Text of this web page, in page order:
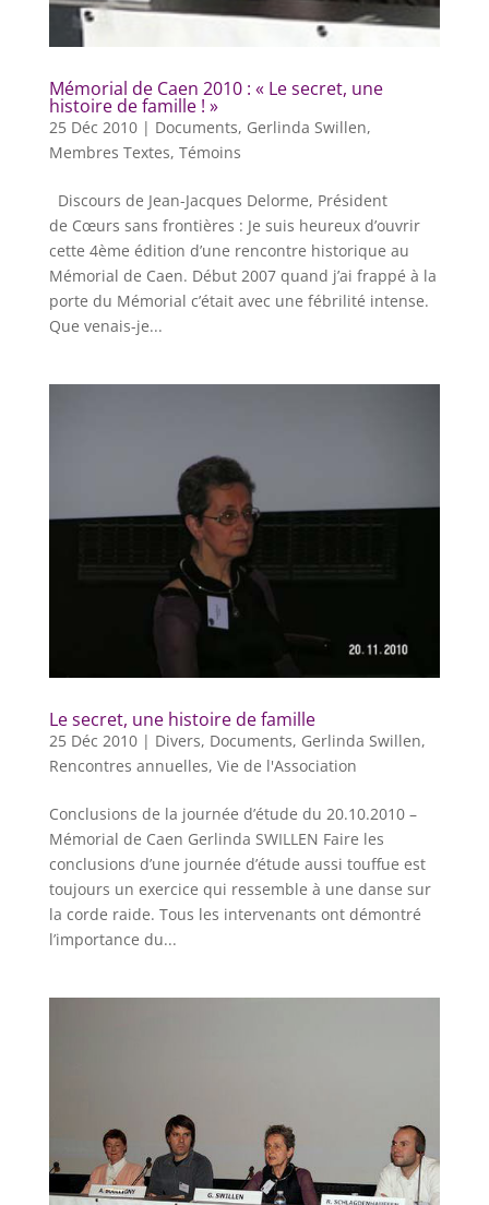
Mémorial de Caen 2010 : « Le secret, une
histoire de famille ! »
25 Déc 2010| Documents, Gerlinda Swillen,
Membres Textes, Témoins
Discours de Jean-Jacques Delorme, Président
de Cœurs sans frontières : Je suis heureux d’ouvrir
cette 4ème édition d’une rencontre historique au
Mémorial de Caen. Début 2007 quand j’ai frappé à la
porte du Mémorial c’était avec une fébrilité intense.
Que venais-je...
Le secret, une histoire de famille
25 Déc 2010| Divers, Documents, Gerlinda Swillen,
Rencontres annuelles, Vie de l'Association
Conclusions de la journée d’étude du 20.10.2010 –
Mémorial de Caen Gerlinda SWILLEN Faire les
conclusions d’une journée d’étude aussi touffue est
toujours un exercice qui ressemble à une danse sur
la corde raide. Tous les intervenants ont démontré
l’importance du...